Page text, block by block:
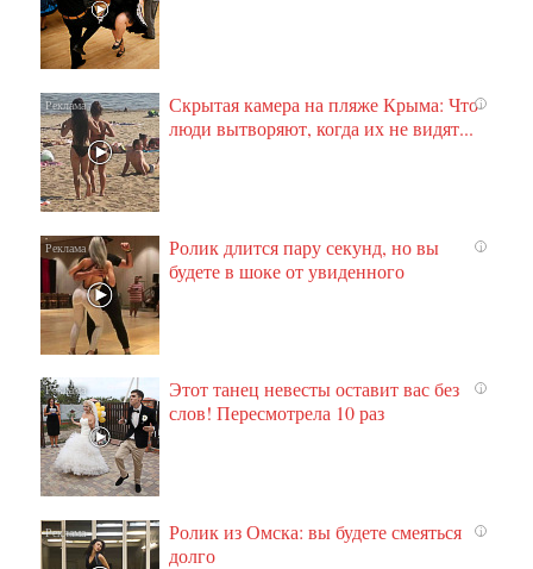
i
Скрытая камера на пляже Крыма: Что
люди вытворяют, когда их не видят...
i
Ролик длится пару секунд, но вы
будете в шоке от увиденного
i
Этот танец невесты оставит вас без
слов! Пересмотрела 10 раз
i
Ролик из Омска: вы будете смеяться
долго